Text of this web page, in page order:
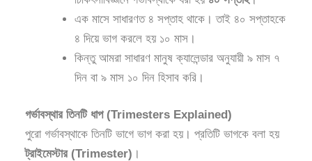
এক মাসে সাধারণত ৪ সপ্তাহ থাকে। তাই ৪০ সপ্তাহকে
৪ দিয়ে ভাগ করলে হয় ১০ মাস।
কিন্তু আমরা সাধারণ মানুষ ক্যালেন্ডার অনুযায়ী ৯ মাস ৭
দিন বা ৯ মাস ১০ দিন হিসাব করি।
গর্ভাবস্থার তিনটি ধাপ (Trimesters Explained)
পুরো গর্ভাবস্থাকে তিনটি ভাগে ভাগ করা হয়। প্রতিটি ভাগকে বলা হয়
ট্রাইমেস্টার (Trimester) ।